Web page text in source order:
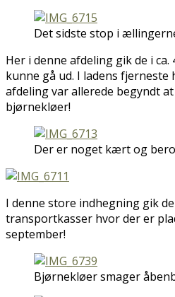
Det sidste stop i
Her i denne afdeling gik de i
kunne gå ud. I ladens
afdeling var allerede begyndt
bjørnekløer!
Der er noget kært og
I denne store indhegning gik
transportkasser hvor der er
september!
Bjørnekløer smager